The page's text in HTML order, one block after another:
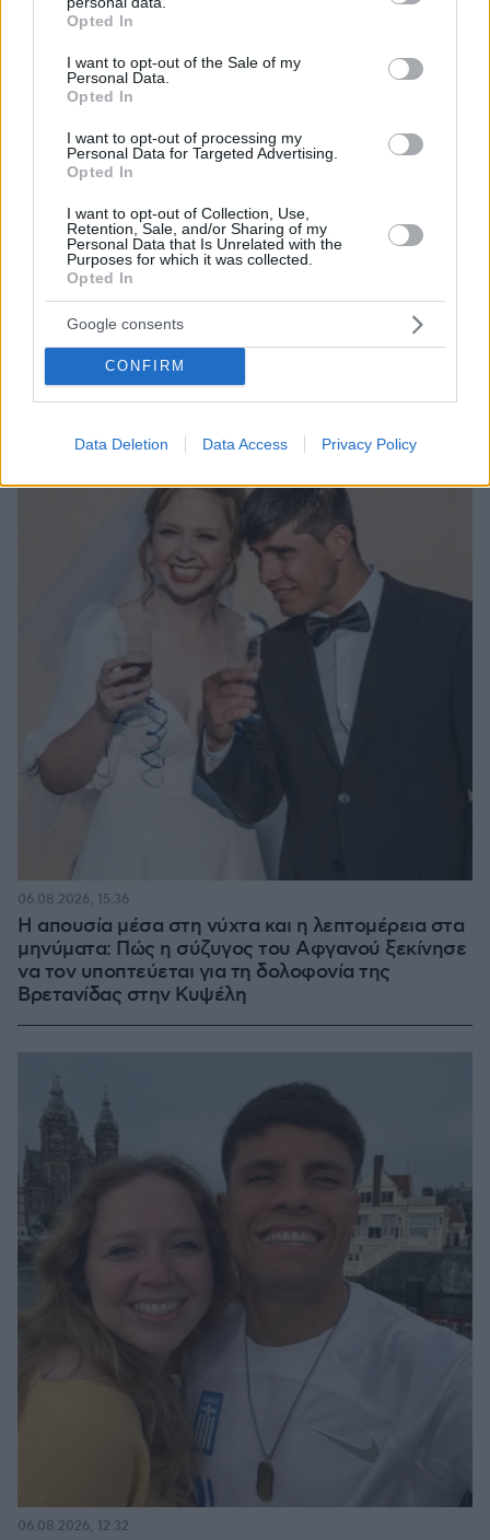
grant or deny consent to Google and its third-party tags to
use your data for below specified purposes in below Google
consent section.
Opted In
I want to opt-out of the Sale of my
Personal Data.
Opted In
I want to opt-out of processing my
Personal Data for Targeted Advertising.
Opted In
I want to opt-out of Collection, Use,
Retention, Sale, and/or Sharing of my
Personal Data that Is Unrelated with the
Purposes for which it was collected.
Opted In
Google consents
CONFIRM
Data Deletion Data Access Privacy Policy
Πέθανε το άσπρο κουτάβι που συμβίωνε με αγέλη
λύκων στην Κεντρική Μακεδονία: Καλό ταξίδι
μικρέ, δείτε βίντεο
Η απουσία μέσα στη νύχτα και η λεπτομέρεια στα
μηνύματα: Πώς η σύζυγος του Αφγανού ξεκίνησε
να τον υποπτεύεται για τη δολοφονία της
Βρετανίδας στην Κυψέλη
06.08.2026, 15:36
06.08.2026, 12:32